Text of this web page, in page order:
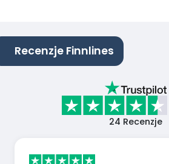
Recenzje Finnlines
24 Recenzje